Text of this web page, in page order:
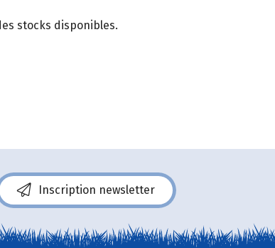
stocks disponibles.
Inscription newsletter